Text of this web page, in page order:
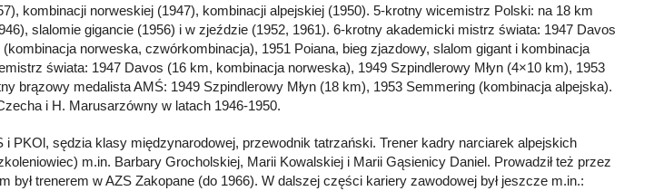
kombinacji norweskiej (1947), kombinacji alpejskiej (1950). 5-krotny wicemistrz Polski: na 18 km
slalomie gigancie (1956) i w zjeździe (1952, 1961). 6-krotny akademicki mistrz świata: 1947 Davos
norweska, czwórkombinacja), 1951 Poiana, bieg zjazdowy, slalom gigant i kombinacja
świata: 1947 Davos (16 km, kombinacja norweska), 1949 Szpindlerowy Młyn (4×10 km), 1953
brązowy medalista AMŚ: 1949 Szpindlerowy Młyn (18 km), 1953 Semmering (kombinacja alpejska).
i H. Marusarzówny w latach 1946-1950.
i PKOl, sędzia klasy międzynarodowej, przewodnik tatrzański. Trener kadry narciarek alpejskich
m.in. Barbary Grocholskiej, Marii Kowalskiej i Marii Gąsienicy Daniel. Prowadził też przez
był trenerem w AZS Zakopane (do 1966). W dalszej części kariery zawodowej był jeszcze m.in.: